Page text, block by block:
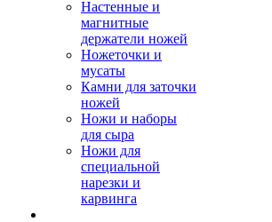
Настенные и
магнитные
держатели ножей
Ножеточки и
мусаты
Камни для заточки
ножей
Ножи и наборы
для сыра
Ножи для
специальной
нарезки и
карвинга